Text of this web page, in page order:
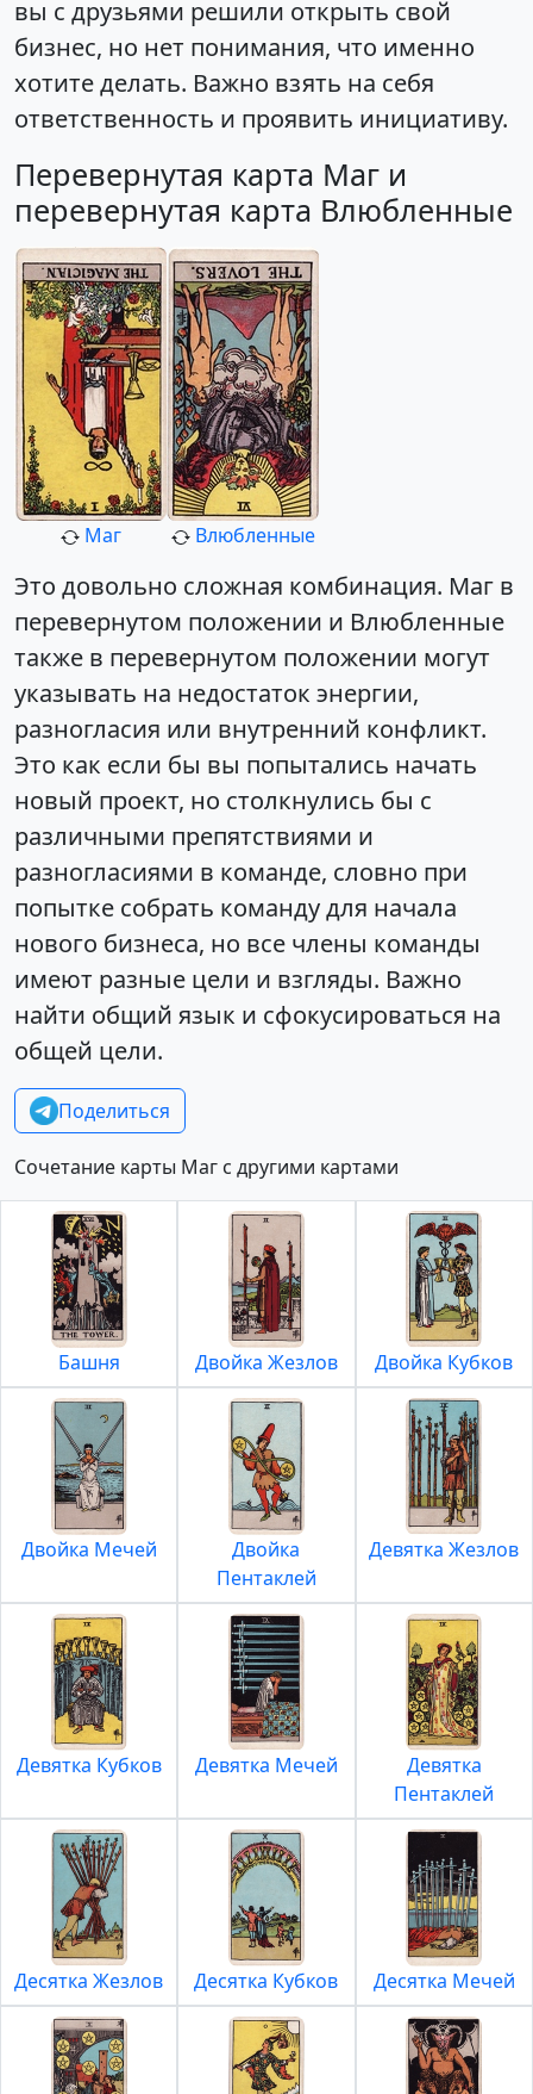
вы с друзьями решили открыть свой
бизнес, но нет понимания, что именно
хотите делать. Важно взять на себя
ответственность и проявить инициативу.
Перевернутая карта Маг и
перевернутая карта Влюбленные
Маг Влюбленные
Это довольно сложная комбинация. Маг в
перевернутом положении и Влюбленные
также в перевернутом положении могут
указывать на недостаток энергии,
разногласия или внутренний конфликт.
Это как если бы вы попытались начать
новый проект, но столкнулись бы с
различными препятствиями и
разногласиями в команде, словно при
попытке собрать команду для начала
нового бизнеса, но все члены команды
имеют разные цели и взгляды. Важно
найти общий язык и сфокусироваться на
общей цели.
Поделиться
Сочетание карты Маг с другими картами
Башня Двойка Жезлов Двойка Кубков
Двойка Мечей
Двойка
Пентаклей
Девятка Жезлов
Девятка Кубков Девятка Мечей
Девятка
Пентаклей
Десятка Жезлов Десятка Кубков Десятка Мечей